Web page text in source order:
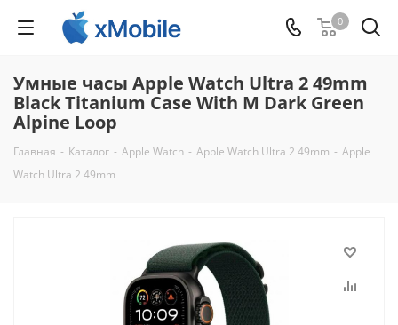
0
Умные часы Apple Watch Ultra 2 49mm
Black Titanium Case With M Dark Green
Alpine Loop
Главная - Каталог - Apple Watch - Apple Watch Ultra 2 49mm - Apple
Watch Ultra 2 49mm